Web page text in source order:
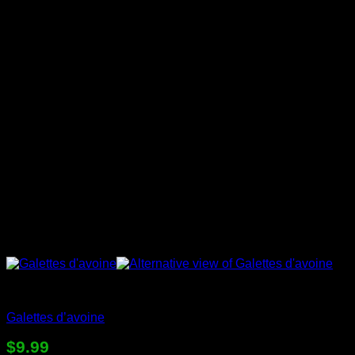
Galettes d’avoine
$9.99